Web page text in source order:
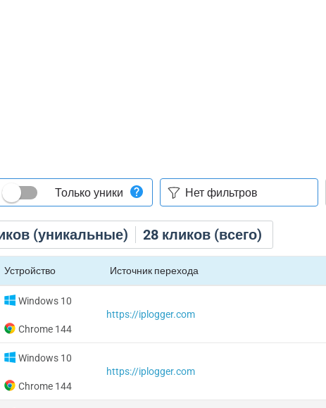
(уникальные) 28 кликов (всего)
Только уники
Устройство Источник перехода
Windows 10
Chrome 144
https://iplogger.com
Windows 10
Chrome 144
https://iplogger.com